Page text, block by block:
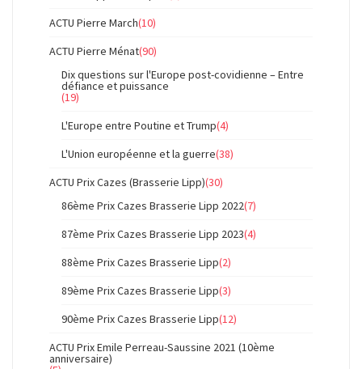
ACTU Pierre March(10)
ACTU Pierre Ménat(90)
Dix questions sur l'Europe post-covidienne – Entre
défiance et puissance
(19)
L'Europe entre Poutine et Trump(4)
L'Union européenne et la guerre(38)
ACTU Prix Cazes (Brasserie Lipp)(30)
86ème Prix Cazes Brasserie Lipp 2022(7)
87ème Prix Cazes Brasserie Lipp 2023(4)
88ème Prix Cazes Brasserie Lipp(2)
89ème Prix Cazes Brasserie Lipp(3)
90ème Prix Cazes Brasserie Lipp(12)
ACTU Prix Emile Perreau-Saussine 2021 (10ème
anniversaire)